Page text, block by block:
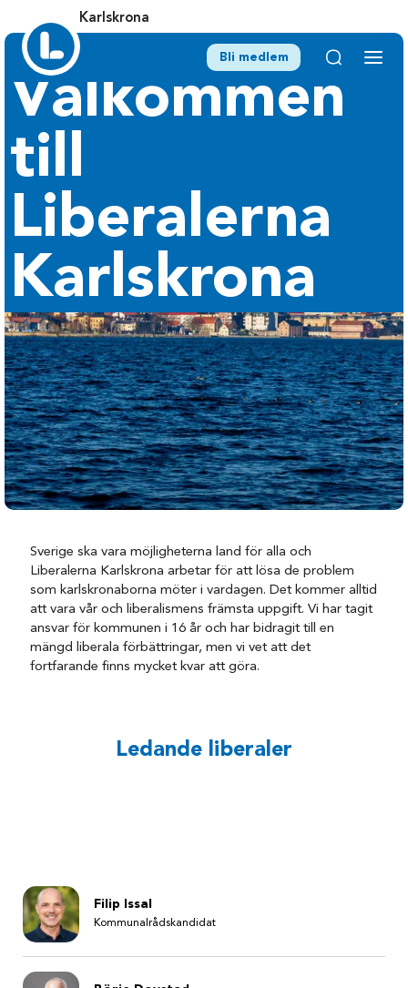
Karlskrona
Bli medlem
Välkommen
till
Liberalerna
Karlskrona
Sverige ska vara möjligheterna land för alla och
Liberalerna Karlskrona arbetar för att lösa de problem
som karlskronaborna möter i vardagen. Det kommer alltid
att vara vår och liberalismens främsta uppgift. Vi har tagit
ansvar för kommunen i 16 år och har bidragit till en
mängd liberala förbättringar, men vi vet att det
fortfarande finns mycket kvar att göra.
Ledande liberaler
Filip Issal
Kommunalrådskandidat